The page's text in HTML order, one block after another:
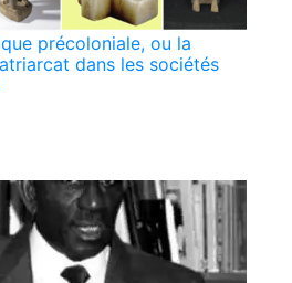
précoloniale, ou la
dans les sociétés